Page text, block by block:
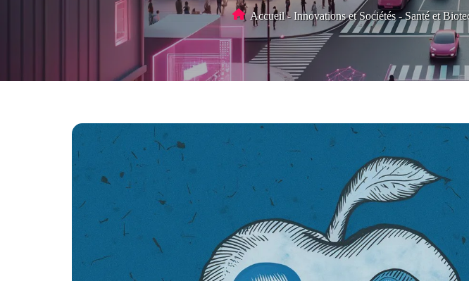
Accueil - Innovations et Sociétés - Santé et